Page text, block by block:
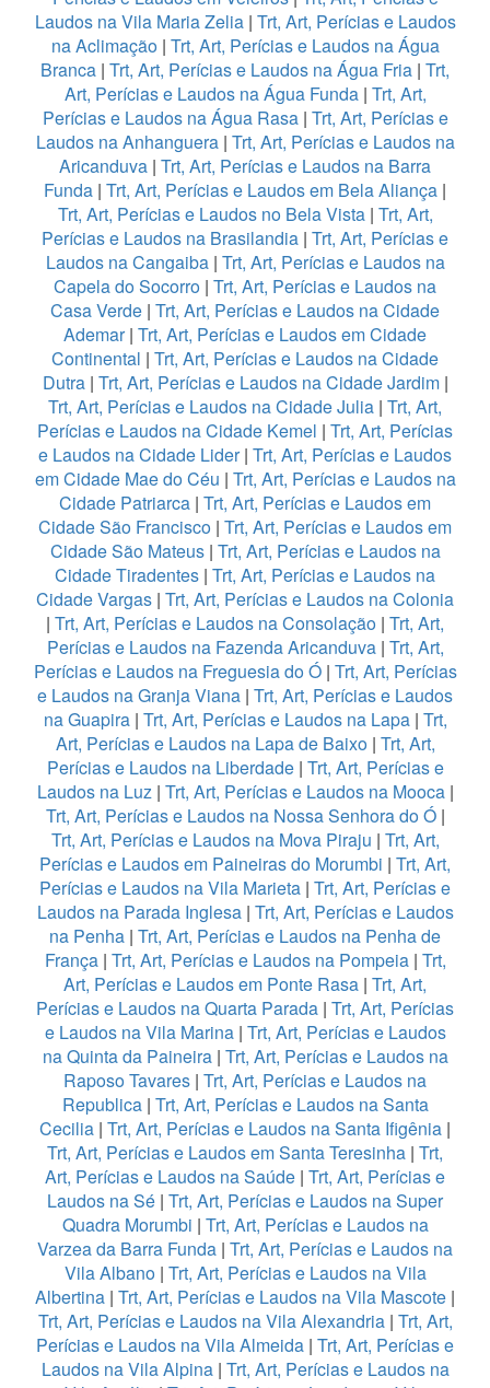
Laudos na Vila Maria Zelia| Trt, Art, Perícias e Laudos
na Aclimação| Trt, Art, Perícias e Laudos na Água
Branca | Trt, Art, Perícias e Laudos na Água Fria | Trt,
Art, Perícias e Laudos na Água Funda| Trt, Art,
Perícias e Laudos na Água Rasa | Trt, Art, Perícias e
Laudos na Anhanguera| Trt, Art, Perícias e Laudos na
Aricanduva | Trt, Art, Perícias e Laudos na Barra
Funda | Trt, Art, Perícias e Laudos em Bela Aliança |
Trt, Art, Perícias e Laudos no Bela Vista| Trt, Art,
Perícias e Laudos na Brasilandia | Trt, Art, Perícias e
Laudos na Cangaiba| Trt, Art, Perícias e Laudos na
Capela do Socorro | Trt, Art, Perícias e Laudos na
Casa Verde | Trt, Art, Perícias e Laudos na Cidade
Ademar| Trt, Art, Perícias e Laudos em Cidade
Continental | Trt, Art, Perícias e Laudos na Cidade
Dutra | Trt, Art, Perícias e Laudos na Cidade Jardim|
Trt, Art, Perícias e Laudos na Cidade Julia | Trt, Art,
Perícias e Laudos na Cidade Kemel | Trt, Art, Perícias
e Laudos na Cidade Lider| Trt, Art, Perícias e Laudos
em Cidade Mae do Céu | Trt, Art, Perícias e Laudos na
Cidade Patriarca | Trt, Art, Perícias e Laudos em
Cidade São Francisco | Trt, Art, Perícias e Laudos em
Cidade São Mateus| Trt, Art, Perícias e Laudos na
Cidade Tiradentes | Trt, Art, Perícias e Laudos na
Cidade Vargas | Trt, Art, Perícias e Laudos na Colonia
| Trt, Art, Perícias e Laudos na Consolação | Trt, Art,
Perícias e Laudos na Fazenda Aricanduva| Trt, Art,
Perícias e Laudos na Freguesia do Ó| Trt, Art, Perícias
e Laudos na Granja Viana | Trt, Art, Perícias e Laudos
na Guapira| Trt, Art, Perícias e Laudos na Lapa| Trt,
Art, Perícias e Laudos na Lapa de Baixo | Trt, Art,
Perícias e Laudos na Liberdade | Trt, Art, Perícias e
Laudos na Luz| Trt, Art, Perícias e Laudos na Mooca|
Trt, Art, Perícias e Laudos na Nossa Senhora do Ó|
Trt, Art, Perícias e Laudos na Mova Piraju | Trt, Art,
Perícias e Laudos em Paineiras do Morumbi | Trt, Art,
Perícias e Laudos na Vila Marieta | Trt, Art, Perícias e
Laudos na Parada Inglesa | Trt, Art, Perícias e Laudos
na Penha | Trt, Art, Perícias e Laudos na Penha de
França | Trt, Art, Perícias e Laudos na Pompeia| Trt,
Art, Perícias e Laudos em Ponte Rasa | Trt, Art,
Perícias e Laudos na Quarta Parada | Trt, Art, Perícias
e Laudos na Vila Marina| Trt, Art, Perícias e Laudos
na Quinta da Paineira| Trt, Art, Perícias e Laudos na
Raposo Tavares | Trt, Art, Perícias e Laudos na
Republica| Trt, Art, Perícias e Laudos na Santa
Cecilia | Trt, Art, Perícias e Laudos na Santa Ifigênia |
Trt, Art, Perícias e Laudos em Santa Teresinha | Trt,
Art, Perícias e Laudos na Saúde | Trt, Art, Perícias e
Laudos na Sé | Trt, Art, Perícias e Laudos na Super
Quadra Morumbi | Trt, Art, Perícias e Laudos na
Varzea da Barra Funda | Trt, Art, Perícias e Laudos na
Vila Albano| Trt, Art, Perícias e Laudos na Vila
Albertina | Trt, Art, Perícias e Laudos na Vila Mascote |
Trt, Art, Perícias e Laudos na Vila Alexandria| Trt, Art,
Perícias e Laudos na Vila Almeida | Trt, Art, Perícias e
Laudos na Vila Alpina | Trt, Art, Perícias e Laudos na